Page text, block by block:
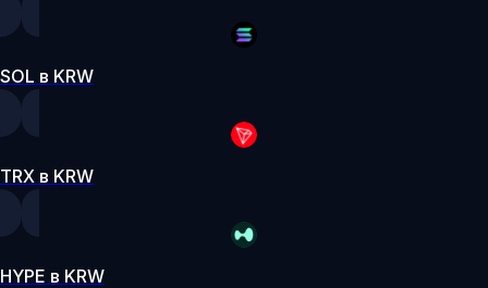
SOL в KRW
TRX в KRW
HYPE в KRW